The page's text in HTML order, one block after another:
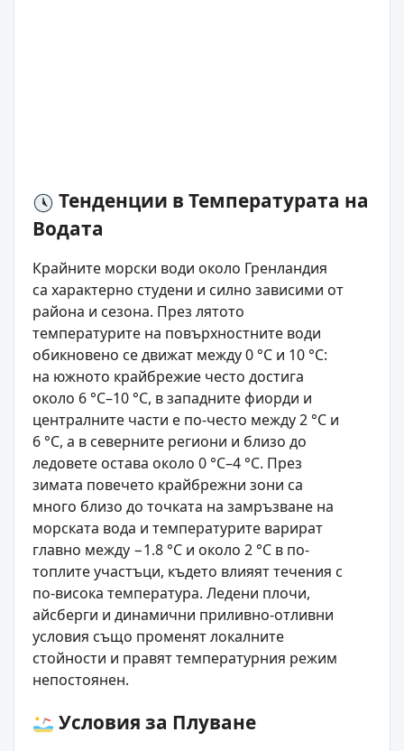
Тенденции в Температурата на
Водата
Крайните морски води около Гренландия
са характерно студени и силно зависими от
района и сезона. През лятото
температурите на повърхностните води
обикновено се движат между 0 °C и 10 °C:
на южното крайбрежие често достига
около 6 °C–10 °C, в западните фиорди и
централните части е по-често между 2 °C и
6 °C, а в северните региони и близо до
ледовете остава около 0 °C–4 °C. През
зимата повечето крайбрежни зони са
много близо до точката на замръзване на
морската вода и температурите варират
главно между −1.8 °C и около 2 °C в по-
топлите участъци, където влияят течения с
по-висока температура. Ледени плочи,
айсберги и динамични приливно-отливни
условия също променят локалните
стойности и правят температурния режим
непостоянен.
Условия за Плуване